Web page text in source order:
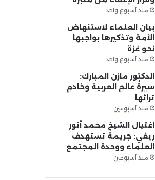
منذ أسبوع واحد
بيان العلماء لاستنهاض
الأمة وتذكيرها بواجبها
نحو غزة
منذ أسبوع واحد
الدكتور مازن المبارك:
سيرةُ عالمِ العربية وخادمِ
تراثها
منذ أسبوعين
اغتيال الشيخ محمد أنور
ريغي: جريمة تستهدف
العلماء ووحدة المجتمع
منذ أسبوعين